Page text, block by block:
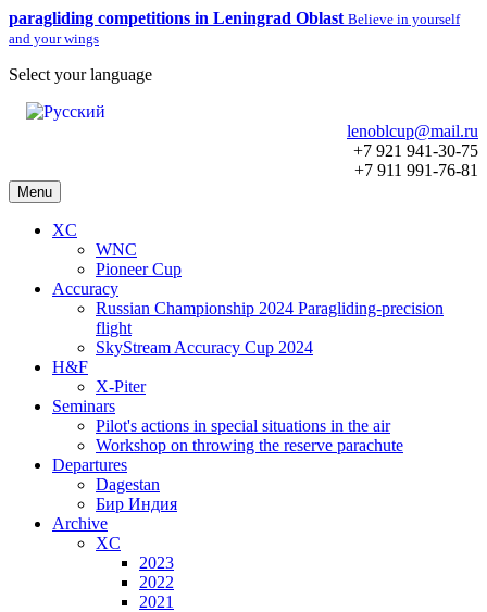
paragliding competitions in Leningrad Oblast Believe in yourself
and your wings
Select your language
lenoblcup@mail.ru
+7 921 941-30-75
+7 911 991-76-81
Menu
XC
WNC
Pioneer Cup
Accuracy
Russian Championship 2024 Paragliding-precision
flight
SkyStream Accuracy Cup 2024
H&F
X-Piter
Seminars
Pilot's actions in special situations in the air
Workshop on throwing the reserve parachute
Departures
Dagestan
Бир Индия
Archive
XC
2023
2022
2021